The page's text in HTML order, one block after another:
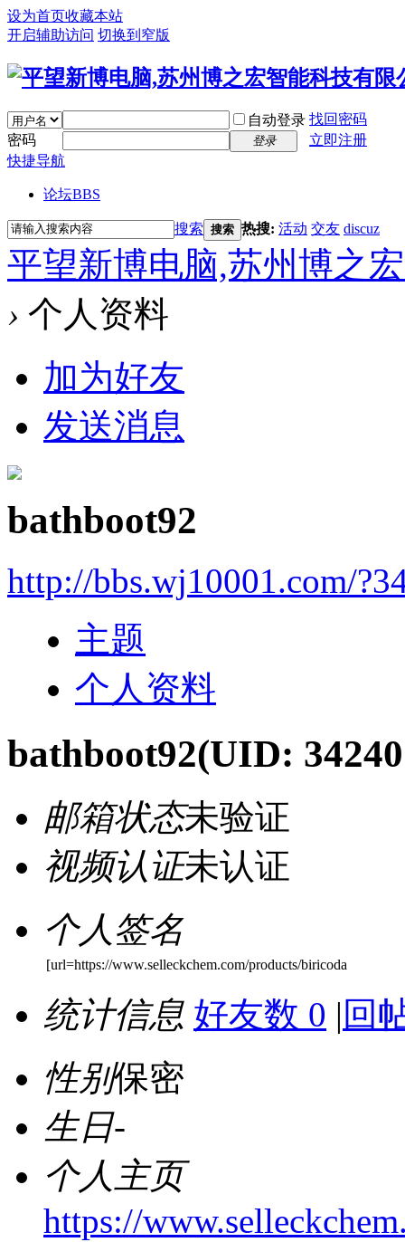
设为首页收藏本站
开启辅助访问 切换到窄版
自动登录 找回密码
密码
登录
立即注册
快捷导航
论坛BBS
搜索 搜索 热搜: 活动 交友 discuz
平望新博电脑,苏州博之
› 个人资料
加为好友
发送消息
bathboot92
http://bbs.wj10001.com/
主题
个人资料
bathboot92(UID:
邮箱状态未验证
视频认证未认证
个人签名
[url=https://www.selleckchem.com/products/biricoda
统计信息 好友数 0 | 回
性别保密
生日-
个人主页
https://